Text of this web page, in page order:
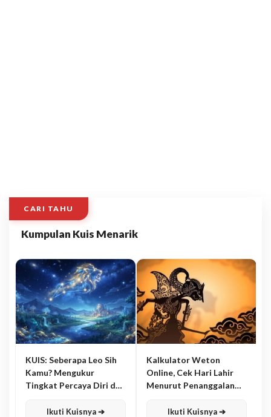
CARI TAHU
Kumpulan Kuis Menarik
KUIS: Seberapa Leo Sih
Kamu? Mengukur
Tingkat Percaya Diri dan
Ikuti Kuisnya ➔
Kalkulator Weton
Online, Cek Hari Lahir
Menurut Penanggalan
Ikuti Kuisnya ➔